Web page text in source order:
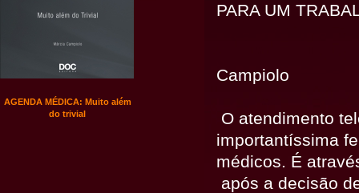
Medical Management Office:
Developing and Managing
PARA UM
Campiolo
O atendimento
importantíssima
médicos. É
após a decisão